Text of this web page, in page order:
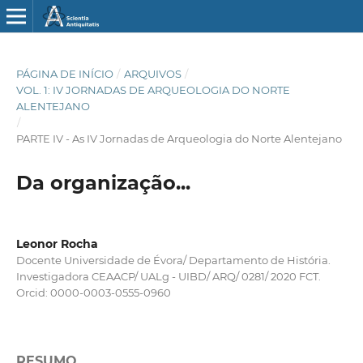
PÁGINA DE INÍCIO / ARQUIVOS /
VOL. 1: IV JORNADAS DE ARQUEOLOGIA DO NORTE
ALENTEJANO
/
PARTE IV - As IV Jornadas de Arqueologia do Norte Alentejano
Da organização...
Leonor Rocha
Docente Universidade de Évora/ Departamento de História.
Investigadora CEAACP/ UALg - UIBD/ ARQ/ 0281/ 2020 FCT.
Orcid: 0000-0003-0555-0960